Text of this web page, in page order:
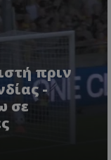
πριν
-
σε